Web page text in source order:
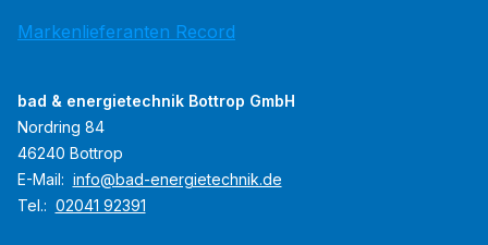
Markenlieferanten Record
bad & energietechnik Bottrop GmbH
Nordring 84
46240 Bottrop
E-Mail: info@bad-energietechnik.de
Tel.: 02041 92391